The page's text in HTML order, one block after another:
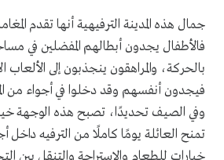
جمال هذه المدينة الترفيهية أنها تقدم
فالأطفال يجدون أبطالهم المفضلين في
بالحركة، والمراهقون ينجذبون إلى الألعاب
فيجدون أنفسهم وقد دخلوا في أجواء من
وفي الصيف تحديدًا، تصبح هذه الوجهة
تمنح العائلة يومًا كاملًا من الترفيه
خيارات للطعام والاستراحة والتنقل بين